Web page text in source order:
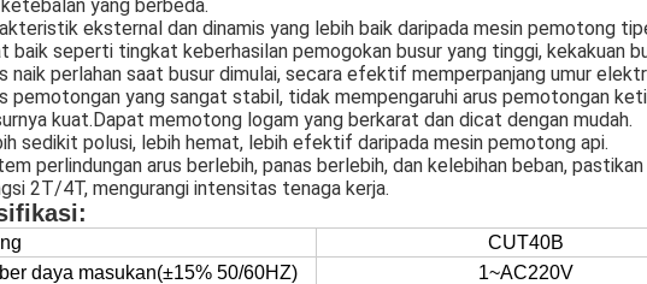
yang berbeda.
eksternal dan dinamis yang lebih baik daripada mesin pemotong
baik seperti tingkat keberhasilan pemogokan busur yang tinggi, kekakuan
naik perlahan saat busur dimulai, secara efektif memperpanjang umur
pemotongan yang sangat stabil, tidak mempengaruhi arus pemotongan
kuat.Dapat memotong logam yang berkarat dan dicat dengan mudah.
sedikit polusi, lebih hemat, lebih efektif daripada mesin pemotong api.
perlindungan arus berlebih, panas berlebih, dan kelebihan beban,
2T/4T, mengurangi intensitas tenaga kerja.
CUT40B
daya masukan(±15% 50/60HZ)
1~AC220V